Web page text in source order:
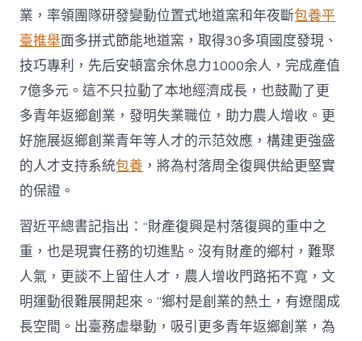
業，率領團隊研發變動位置式地道窯和年夜斷包養平
臺推舉面多拼式節能地道窯，取得30多項國度發現、
技巧專利，先后安頓富余休息力1000余人，完成產值
7億多元。這不只拉動了本地經濟成長，也鼓勵了更
多青年返鄉創業，發明失業職位，助力農人增收。更
好施展返鄉創業青年等人才的示范效應，構建更強盛
的人才支持系統包養 ，將為村落周全復興供給更堅實
的保證。
習近平總書記指出：“財產復興是村落復興的重中之
重，也是現實任務的切進點。沒有財產的鄉村，難聚
人氣，更談不上留住人才，農人增收門路拓不寬，文
明運動很難展開起來。”鄉村是創業的熱土，有遼闊成
長空間。出臺務虛舉動，吸引更多青年返鄉創業，為